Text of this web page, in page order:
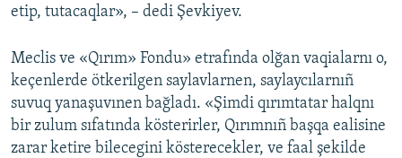
etip, tutacaqlar», – dedi Şevkiyev.
Meclis ve «Qırım» Fondu» etrafında olğan vaqialarnı o,
keçenlerde ötkerilgen saylavlarnen, saylaycılarnıñ
suvuq yanaşuvınen bağladı. «Şimdi qırımtatar halqnı
bir zulum sıfatında kösterirler, Qırımnıñ başqa ealisine
zarar ketire bilecegini kösterecekler, ve faal şekilde